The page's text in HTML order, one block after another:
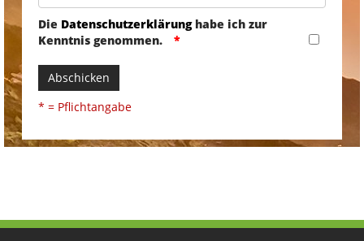
Die Datenschutzerklärunghabe ich zur
Kenntnis genommen.
Abschicken
* = Pflichtangabe